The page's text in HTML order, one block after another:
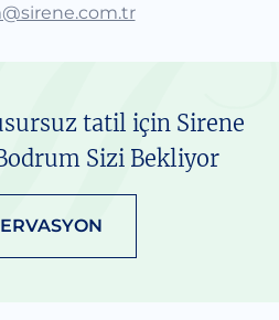
tatil için Sirene
Sizi Bekliyor